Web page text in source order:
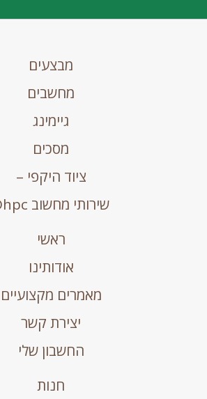
מבצעים
מחשבים
גיימינג
מסכים
ציוד היקפי –
שירותי מחשוב Dhpc
ראשי
אודותינו
מאמרים מקצועיים
יצירת קשר
החשבון שלי
חנות